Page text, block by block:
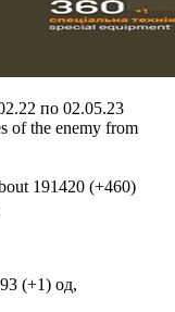
по 02.05.23
of the enemy from
191420 (+460)
(+1) од,